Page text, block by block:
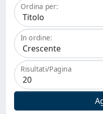
Ordina per:
In ordine:
Risultati/Pagina